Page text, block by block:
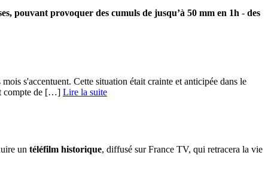
pouvant provoquer des cumuls de jusqu’à 50 mm en 1h - des
s'accentuent. Cette situation était crainte et anticipée dans le
compte de […] Lire la suite
un téléfilm historique, diffusé sur France TV, qui retracera la vie